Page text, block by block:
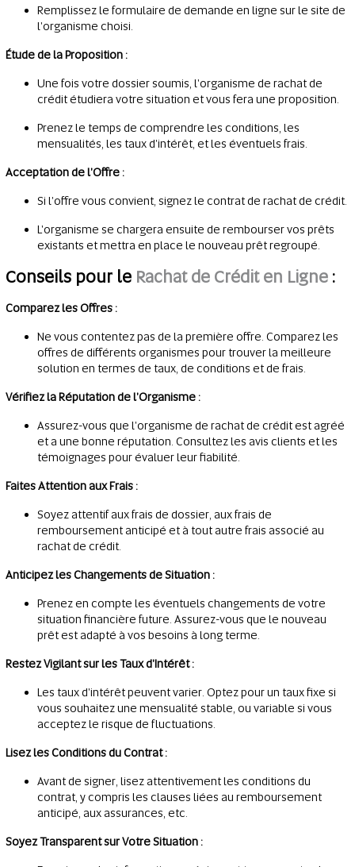
Remplissez le formulaire de demande en ligne sur le site de
l'organisme choisi.
Étude de la Proposition :
Une fois votre dossier soumis, l'organisme de rachat de
crédit étudiera votre situation et vous fera une proposition.
Prenez le temps de comprendre les conditions, les
mensualités, les taux d'intérêt, et les éventuels frais.
Acceptation de l'Offre :
Si l'offre vous convient, signez le contrat de rachat de crédit.
L'organisme se chargera ensuite de rembourser vos prêts
existants et mettra en place le nouveau prêt regroupé.
Conseils pour le Rachat de Crédit en Ligne:
Comparez les Offres :
Ne vous contentez pas de la première offre. Comparez les
offres de différents organismes pour trouver la meilleure
solution en termes de taux, de conditions et de frais.
Vérifiez la Réputation de l'Organisme :
Assurez-vous que l'organisme de rachat de crédit est agréé
et a une bonne réputation. Consultez les avis clients et les
témoignages pour évaluer leur fiabilité.
Faites Attention aux Frais :
Soyez attentif aux frais de dossier, aux frais de
remboursement anticipé et à tout autre frais associé au
rachat de crédit.
Anticipez les Changements de Situation :
Prenez en compte les éventuels changements de votre
situation financière future. Assurez-vous que le nouveau
prêt est adapté à vos besoins à long terme.
Restez Vigilant sur les Taux d'Intérêt :
Les taux d'intérêt peuvent varier. Optez pour un taux fixe si
vous souhaitez une mensualité stable, ou variable si vous
acceptez le risque de fluctuations.
Lisez les Conditions du Contrat :
Avant de signer, lisez attentivement les conditions du
contrat, y compris les clauses liées au remboursement
anticipé, aux assurances, etc.
Soyez Transparent sur Votre Situation :